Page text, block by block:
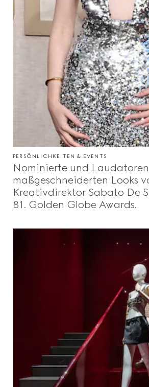
PERSÖNLICHKEITEN & EVENTS
Nominierte und
maßgeschneiderten Looks
Kreativdirektor Sabato De
81. Golden Globe Awards.